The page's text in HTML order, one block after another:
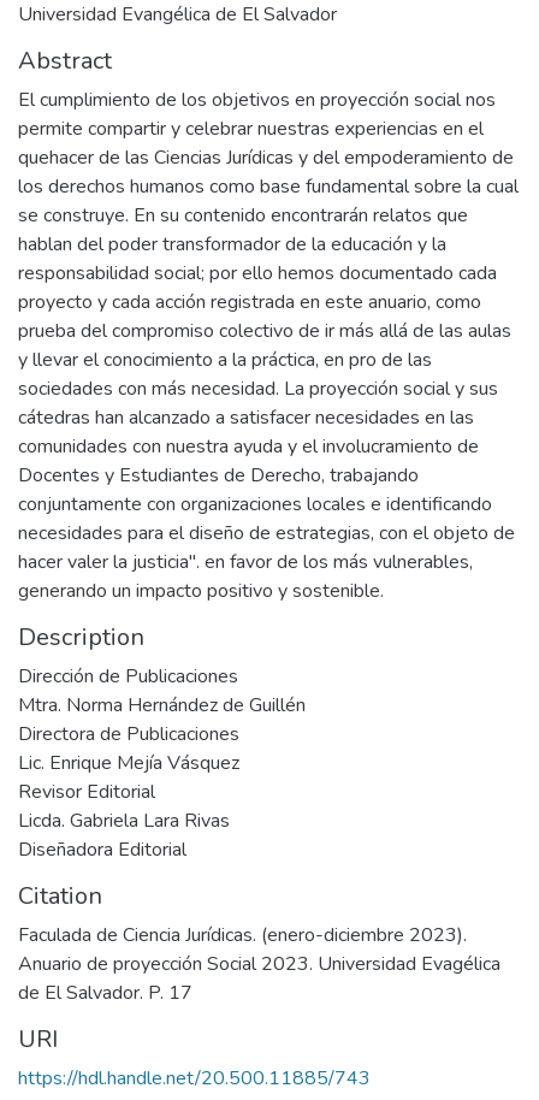
Universidad Evangélica de El Salvador
Abstract
El cumplimiento de los objetivos en proyección social nos
permite compartir y celebrar nuestras experiencias en el
quehacer de las Ciencias Jurídicas y del empoderamiento de
los derechos humanos como base fundamental sobre la cual
se construye. En su contenido encontrarán relatos que
hablan del poder transformador de la educación y la
responsabilidad social; por ello hemos documentado cada
proyecto y cada acción registrada en este anuario, como
prueba del compromiso colectivo de ir más allá de las aulas
y llevar el conocimiento a la práctica, en pro de las
sociedades con más necesidad. La proyección social y sus
cátedras han alcanzado a satisfacer necesidades en las
comunidades con nuestra ayuda y el involucramiento de
Docentes y Estudiantes de Derecho, trabajando
conjuntamente con organizaciones locales e identificando
necesidades para el diseño de estrategias, con el objeto de
hacer valer la justicia". en favor de los más vulnerables,
generando un impacto positivo y sostenible.
Description
Dirección de Publicaciones
Mtra. Norma Hernández de Guillén
Directora de Publicaciones
Lic. Enrique Mejía Vásquez
Revisor Editorial
Licda. Gabriela Lara Rivas
Diseñadora Editorial
Citation
Faculada de Ciencia Jurídicas. (enero-diciembre 2023).
Anuario de proyección Social 2023. Universidad Evagélica
de El Salvador. P. 17
URI
https://hdl.handle.net/20.500.11885/743